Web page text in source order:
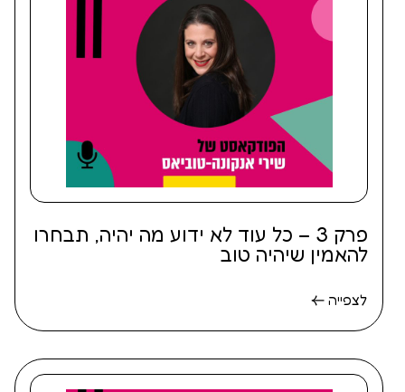
פרק 3 – כל עוד לא ידוע מה יהיה, תבחרו
להאמין שיהיה טוב
לצפייה